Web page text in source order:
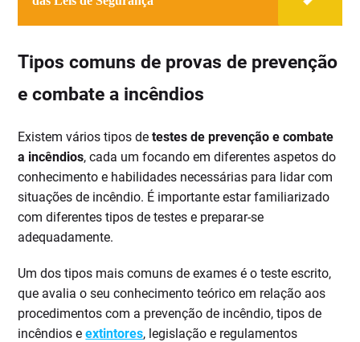
Tipos comuns de provas de prevenção
e combate a incêndios
Existem vários tipos detestes de prevenção e combate
a incêndios, cada um focando em diferentes aspetos do
conhecimento e habilidades necessárias para lidar com
situações de incêndio. É importante estar familiarizado
com diferentes tipos de testes e preparar-se
adequadamente.
Um dos tipos mais comuns de exames é o teste escrito,
que avalia o seu conhecimento teórico em relação aos
procedimentos com a prevenção de incêndio, tipos de
incêndios eextintores, legislação e regulamentos